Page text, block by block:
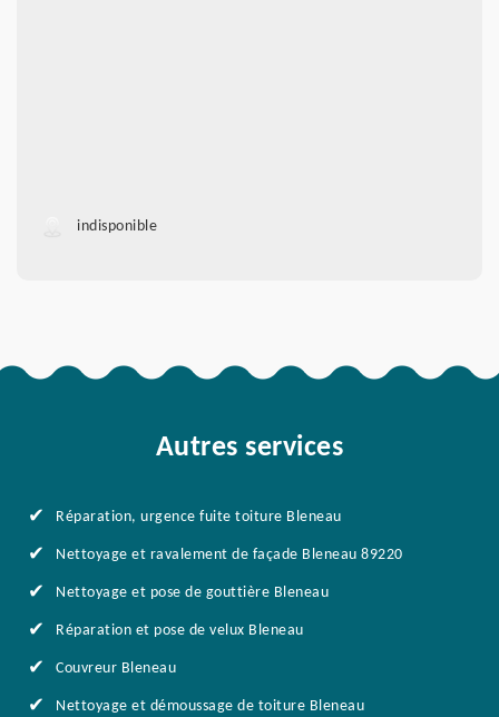
indisponible
Autres services
Réparation, urgence fuite toiture Bleneau
Nettoyage et ravalement de façade Bleneau 89220
Nettoyage et pose de gouttière Bleneau
Réparation et pose de velux Bleneau
Couvreur Bleneau
Nettoyage et démoussage de toiture Bleneau